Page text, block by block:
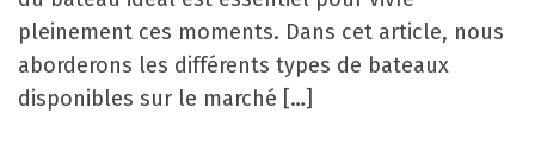
pleinement ces moments. Dans cet article, nous
aborderons les différents types de bateaux
disponibles sur le marché […]